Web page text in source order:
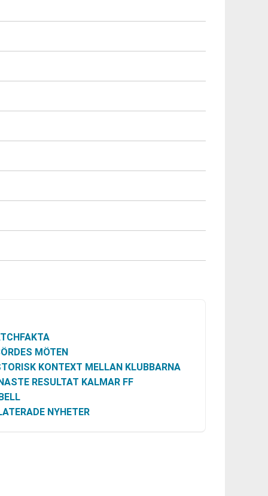
MÖTEN
KONTEXT MELLAN KLUBBARNA
RESULTAT KALMAR FF
NYHETER